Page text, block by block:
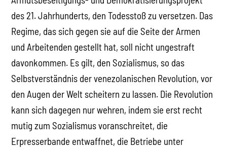
des 21. Jahrhunderts, den Todesstoß zu versetzen. Das
Regime, das sich gegen sie auf die Seite der Armen
und Arbeitenden gestellt hat, soll nicht ungestraft
davonkommen. Es gilt, den Sozialismus, so das
Selbstverständnis der venezolanischen Revolution, vor
den Augen der Welt scheitern zu lassen. Die Revolution
kann sich dagegen nur wehren, indem sie erst recht
mutig zum Sozialismus voranschreitet, die
Erpresserbande entwaffnet, die Betriebe unter